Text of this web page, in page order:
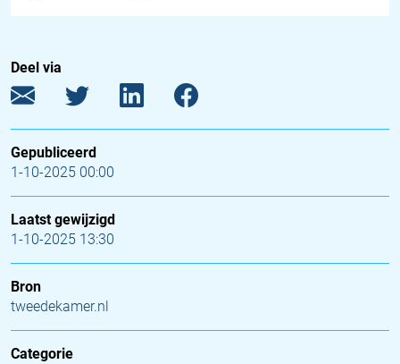
Deel via
Gepubliceerd
1-10-2025 00:00
Laatst gewijzigd
1-10-2025 13:30
Bron
tweedekamer.nl
Categorie